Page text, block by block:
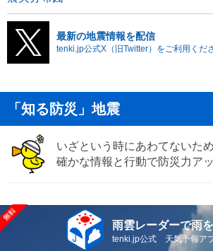
最新の地震情報を配信
tenki.jp公式X（旧Twitter）をご利用くだ
「知る防災」地震
いざという時にあわてないた
確かな情報と行動で防災力ア
雨雲レーダーで雨
tenki.jp公式 天気予報ア